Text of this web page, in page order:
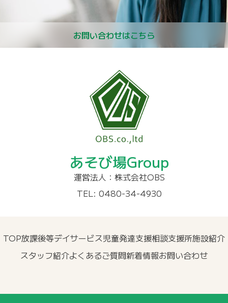
お問い合わせはこちら
あそび場Group
運営法人：株式会社OBS
TEL: 0480-34-4930
TOP放課後等デイサービス児童発達支援相談支援所施設紹介
スタッフ紹介よくあるご質問新着情報お問い合わせ